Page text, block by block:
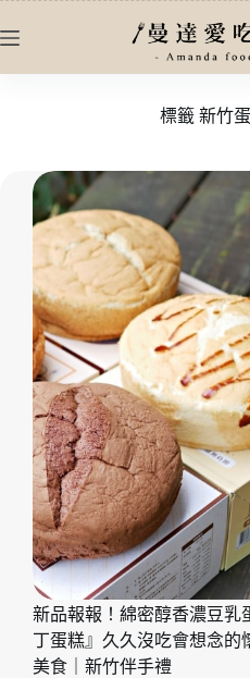
至
標籤 新竹
新品報報！綿密醇香濃豆乳
丁蛋糕』久久沒吃會想念的
美食｜新竹伴手禮